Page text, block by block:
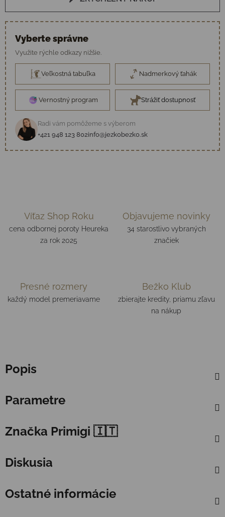
Vyberte správne
Využite rýchle odkazy nižšie.
Veľkostná tabuľka Nadmerkový ťahák
Vernostný program Strážiť dostupnosť
Radi vám pomôžeme s výberom
+421 948 123 802info@jezkobezko.sk
Víťaz Shop Roku
cena odbornej poroty Heureka
za rok 2025
Objavujeme novinky
34 starostlivo vybraných
značiek
Presné rozmery
každý model premeriavame
Bežko Klub
zbierajte kredity, priamu zľavu
na nákup
Popis
Parametre
Značka Primigi 🇮🇹
Diskusia
Ostatné informácie